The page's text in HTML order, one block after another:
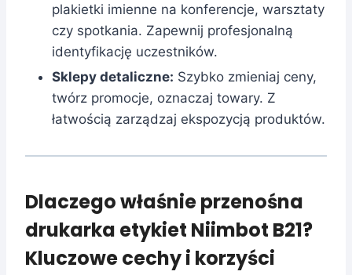
plakietki imienne na konferencje, warsztaty
czy spotkania. Zapewnij profesjonalną
identyfikację uczestników.
Sklepy detaliczne: Szybko zmieniaj ceny,
twórz promocje, oznaczaj towary. Z
łatwością zarządzaj ekspozycją produktów.
Dlaczego właśnie przenośna
drukarka etykiet Niimbot B21?
Kluczowe cechy i korzyści